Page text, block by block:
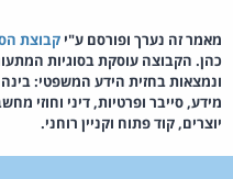
מאמר זה נערך ופורסם ע"י קבוצת
כהן. הקבוצה עוסקת בסוגיות
ונמצאות בחזית הידע המשפטי:
מידע, סייבר ופרטיות, דיני וחוזי
יוצרים, קוד פתוח וקניין רוחני.